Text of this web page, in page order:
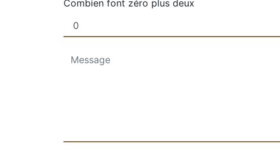
Combien font zéro plus deux